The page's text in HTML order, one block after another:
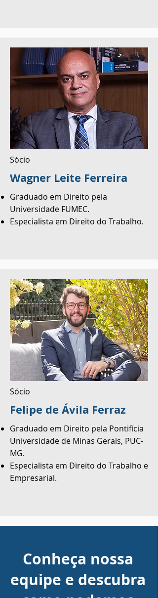
Sócio
Wagner Leite Ferreira
Graduado em Direito pela
Universidade FUMEC.
Especialista em Direito do Trabalho.
Sócio
Felipe de Ávila Ferraz
Graduado em Direito pela Pontifícia
Universidade de Minas Gerais, PUC-
MG.
Especialista em Direito do Trabalho e
Empresarial.
Conheça nossa
equipe e descubra